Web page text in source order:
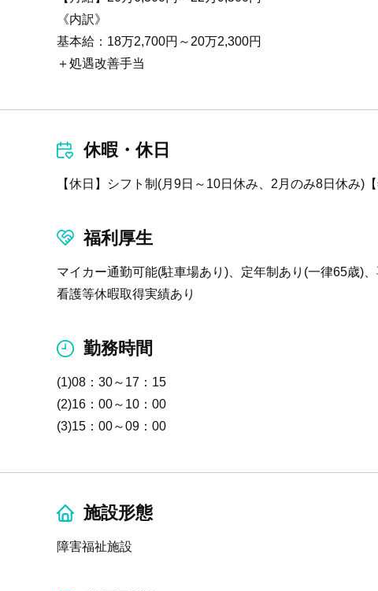
《内訳》
基本給：18万2,700円～20万2,300円
＋処遇改善手当
休暇・休日
【休日】シフト制(月9日～10日休み、2月のみ8日休み)
福利厚生
マイカー通勤可能(駐車場あり)、定年制あり(一律65歳)
看護等休暇取得実績あり
勤務時間
(1)08：30～17：15
(2)16：00～10：00
(3)15：00～09：00
施設形態
障害福祉施設